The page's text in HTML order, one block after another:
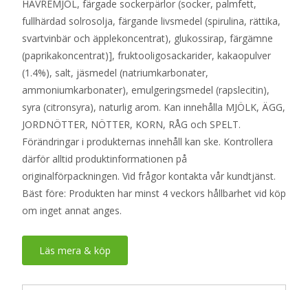
HAVREMJÖL, färgade sockerpärlor (socker, palmfett,
fullhärdad solrosolja, färgande livsmedel (spirulina, rättika,
svartvinbär och äpplekoncentrat), glukossirap, färgämne
(paprikakoncentrat)], fruktooligosackarider, kakaopulver
(1.4%), salt, jäsmedel (natriumkarbonater,
ammoniumkarbonater), emulgeringsmedel (rapslecitin),
syra (citronsyra), naturlig arom. Kan innehålla MJÖLK, ÄGG,
JORDNÖTTER, NÖTTER, KORN, RÅG och SPELT.
Förändringar i produkternas innehåll kan ske. Kontrollera
därför alltid produktinformationen på
originalförpackningen. Vid frågor kontakta vår kundtjänst.
Bäst före: Produkten har minst 4 veckors hållbarhet vid köp
om inget annat anges.
Läs mera & köp